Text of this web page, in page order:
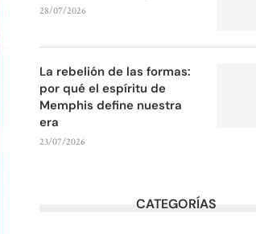
28/07/2026
La rebelión de las formas:
por qué el espíritu de
Memphis define nuestra
era
23/07/2026
CATEGORÍAS